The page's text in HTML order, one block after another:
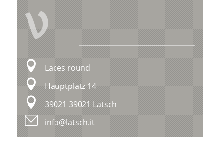
V
Laces round
Hauptplatz 14
39021 39021 Latsch
info@latsch.it